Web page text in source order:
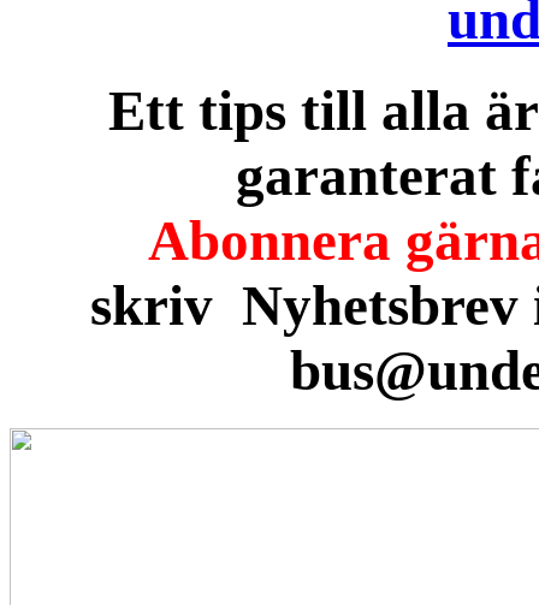
Ett tips till alla
garanterat
Abonnera
skriv